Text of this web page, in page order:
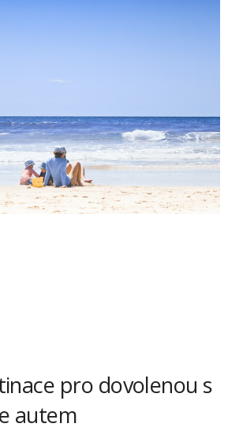
pro dovolenou s
autem